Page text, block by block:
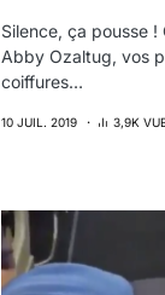
Silence, ça pousse
Abby Ozaltug, vos
coiffures…
10 JUIL. 2019 3,9K